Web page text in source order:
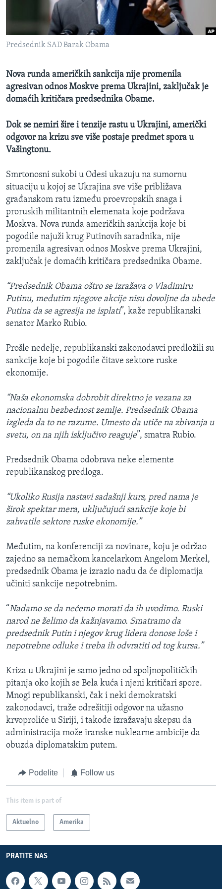
Predsednik SAD Barak Obama
Nova runda američkih sankcija nije promenila
agresivan odnos Moskve prema Ukrajini, zaključak je
domaćih kritičara predsednika Obame.
Dok se nemiri šire i tenzije rastu u Ukrajini, američki
odgovor na krizu sve više postaje predmet spora u
Vašingtonu.
Smrtonosni sukobi u Odesi ukazuju na sumornu
situaciju u kojoj se Ukrajina sve više približava
građanskom ratu između proevropskih snaga i
proruskih militantnih elemenata koje podržava
Moskva. Nova runda američkih sankcija koje bi
pogodile najuži krug Putinovih saradnika, nije
promenila agresivan odnos Moskve prema Ukrajini,
zaključak je domaćih kritičara predsednika Obame.
“Predsednik Obama oštro se izražava o Vladimiru
Putinu, međutim njegove akcije nisu dovoljne da ubede
Putina da se agresija ne isplati”, kaže republikanski
senator Marko Rubio.
Prošle nedelje, republikanski zakonodavci predložili su
sankcije koje bi pogodile čitave sektore ruske
ekonomije.
“Naša ekonomska dobrobit direktno je vezana za
nacionalnu bezbednost zemlje. Predsednik Obama
izgleda da to ne razume. Umesto da utiče na zbivanja u
svetu, on na njih isključivo reaguje”, smatra Rubio.
Predsednik Obama odobrava neke elemente
republikanskog predloga.
“Ukoliko Rusija nastavi sadašnji kurs, pred nama je
širok spektar mera, uključujući sankcije koje bi
zahvatile sektore ruske ekonomije.”
Međutim, na konferenciji za novinare, koju je održao
zajedno sa nemačkom kancelarkom Angelom Merkel,
predsednik Obama je izrazio nadu da će diplomatija
učiniti sankcije nepotrebnim.
“Nadamo se da nećemo morati da ih uvodimo. Ruski
narod ne želimo da kažnjavamo. Smatramo da
predsednik Putin i njegov krug lidera donose loše i
nepotrebne odluke i treba ih odvratiti od tog kursa.”
Kriza u Ukrajini je samo jedno od spoljnopolitičkih
pitanja oko kojih se Bela kuća i njeni kritičari spore.
Mnogi republikanski, čak i neki demokratski
zakonodavci, traže odrešitiji odgovor na užasno
krvoproliće u Siriji, i takođe izražavaju skepsu da
administracija može iranske nuklearne ambicije da
obuzda diplomatskim putem.
Podelite Follow us
This item is part of
Aktuelno Amerika
PRATITE NAS